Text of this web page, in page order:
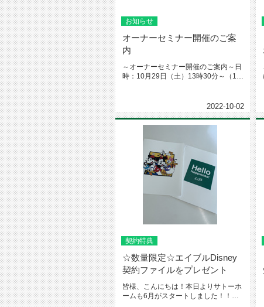
お知らせ
オーナーセミナー開催のご案
内
～オーナーセミナー開催のご案内～日
時：10月29日（土）13時30分～（13
2022-10-02
契約特典
☆数量限定☆エイブルDisney
契約ファイルをプレゼント
皆様、こんにちは！本日よりサトーホ
ームも6月がスタートしました！！今